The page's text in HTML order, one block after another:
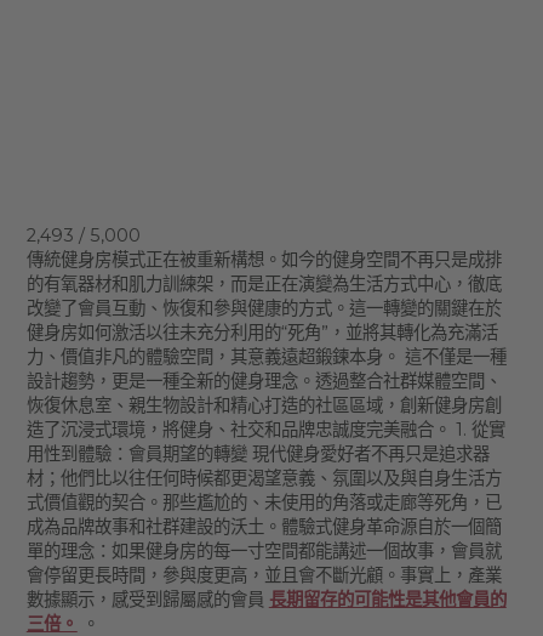
2,493 / 5,000
傳統健身房模式正在被重新構想。如今的健身空間不再只是成排
的有氧器材和肌力訓練架，而是正在演變為生活方式中心，徹底
改變了會員互動、恢復和參與健康的方式。這一轉變的關鍵在於
健身房如何激活以往未充分利用的“死角”，並將其轉化為充滿活
力、價值非凡的體驗空間，其意義遠超鍛鍊本身。 這不僅是一種
設計趨勢，更是一種全新的健身理念。透過整合社群媒體空間、
恢復休息室、親生物設計和精心打造的社區區域，創新健身房創
造了沉浸式環境，將健身、社交和品牌忠誠度完美融合。 1. 從實
用性到體驗：會員期望的轉變 現代健身愛好者不再只是追求器
材；他們比以往任何時候都更渴望意義、氛圍以及與自身生活方
式價值觀的契合。那些尷尬的、未使用的角落或走廊等死角，已
成為品牌故事和社群建設的沃土。體驗式健身革命源自於一個簡
單的理念：如果健身房的每一寸空間都能講述一個故事，會員就
會停留更長時間，參與度更高，並且會不斷光顧。事實上，產業
數據顯示，感受到歸屬感的會員 長期留存的可能性是其他會員的
三倍。
。